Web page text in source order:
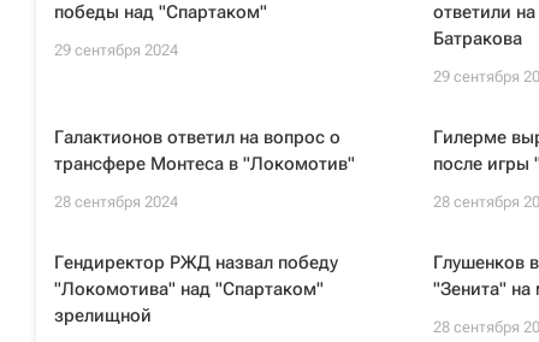
победы над "Спартаком"
29 сентября 2024
ответили
Батракова
29 сентября
Галактионов ответил на вопрос о
трансфере Монтеса в "Локомотив"
28 сентября 2024
Гилерме
после игры
28 сентября
Гендиректор РЖД назвал победу
"Локомотива" над "Спартаком"
зрелищной
Глушенков
"Зенита"
28 сентября